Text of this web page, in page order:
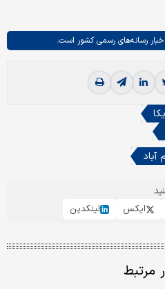
رسانه‌های رسمی کشور است.
آباد
ایکس لینکدین
مرتبط